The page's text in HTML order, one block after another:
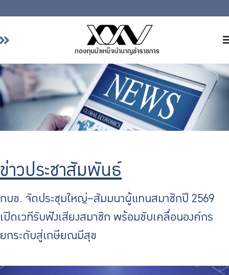
หน้าหลัก
เกี่ยวกับ กบข.
บริการสมาชิก
รายงานผลการดำเนินงาน
จัดซื้อจัดจ้าง
บริการเจ้าหน้าที่ส่วนราชการ
ร่วมงานกับเรา
ข่าวประชาสัมพันธ์
กบข. จัดประชุมใหญ่–สัมมนาผู้แทนสมาชิกปี 2569
เปิดเวทีรับฟังเสียงสมาชิก พร้อมขับเคลื่อนองค์กร
ยกระดับสู่เกษียณมีสุข